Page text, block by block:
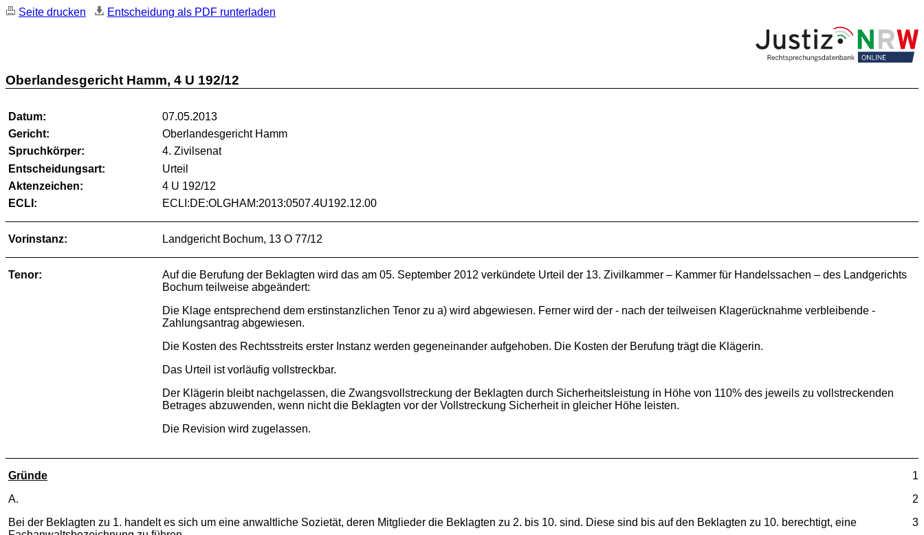
Seite drucken Entscheidung als PDF runterladen
Oberlandesgericht Hamm, 4 U 192/12
Datum:
07.05.2013
Gericht:
Oberlandesgericht Hamm
Spruchkörper:
4. Zivilsenat
Entscheidungsart:
Urteil
Aktenzeichen:
4 U 192/12
ECLI:
ECLI:DE:OLGHAM:2013:0507.4U192.12.00
Vorinstanz: Landgericht Bochum, 13 O 77/12
Tenor:
Auf die Berufung der Beklagten wird das am 05. September 2012 verkündete Urteil der 13. Zivilkammer – Kammer für Handelssachen – des Landgerichts
Bochum teilweise abgeändert:
Die Klage entsprechend dem erstinstanzlichen Tenor zu a) wird abgewiesen. Ferner wird der ‑ nach der teilweisen Klagerücknahme verbleibende ‑
Zahlungsantrag abgewiesen.
Die Kosten des Rechtsstreits erster Instanz werden gegeneinander aufgehoben. Die Kosten der Berufung trägt die Klägerin.
Das Urteil ist vorläufig vollstreckbar.
Der Klägerin bleibt nachgelassen, die Zwangsvollstreckung der Beklagten durch Sicherheitsleistung in Höhe von 110% des jeweils zu vollstreckenden
Betrages abzuwenden, wenn nicht die Beklagten vor der Vollstreckung Sicherheit in gleicher Höhe leisten.
Die Revision wird zugelassen.
1
Gründe
2
A.
3
Bei der Beklagten zu 1. handelt es sich um eine anwaltliche Sozietät, deren Mitglieder die Beklagten zu 2. bis 10. sind. Diese sind bis auf den Beklagten zu 10. berechtigt, eine